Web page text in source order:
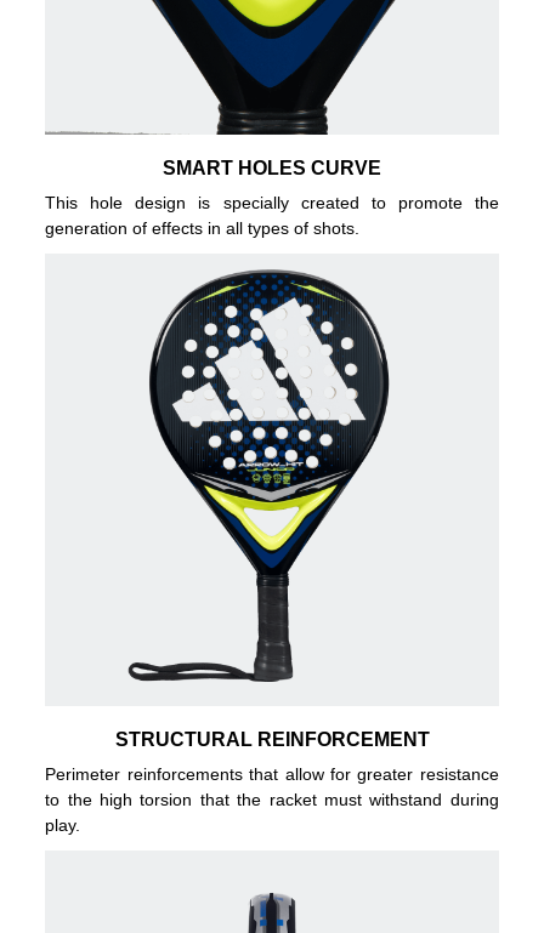
SMART HOLES CURVE
This hole design is specially created to promote the
generation of effects in all types of shots.
STRUCTURAL REINFORCEMENT
Perimeter reinforcements that allow for greater resistance
to the high torsion that the racket must withstand during
play.